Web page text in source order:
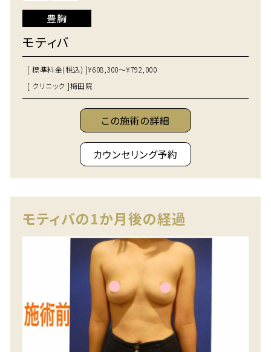
豊胸
モティバ
[ 標準料金(税込) ]¥608,300～¥792,000
[ クリニック ]梅田院
この施術の詳細
カウンセリング予約
モティバの1か月後の経過